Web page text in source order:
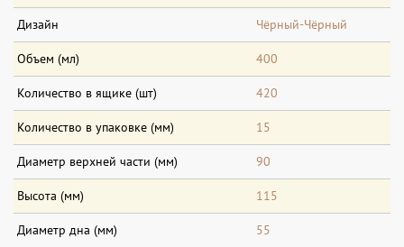
Дизайн Чёрный-Чёрный
Объем (мл) 400
Количество в ящике (шт) 420
Количество в упаковке (мм) 15
Диаметр верхней части (мм) 90
Высота (мм) 115
Диаметр дна (мм) 55